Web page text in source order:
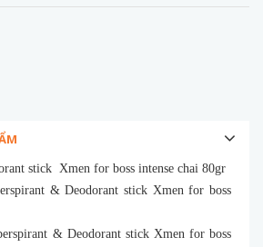
stick Xmen for boss intense chai 80gr
& Deodorant stick Xmen for boss
& Deodorant stick Xmen for boss